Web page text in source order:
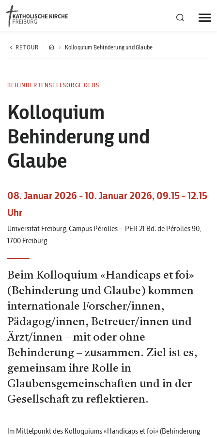
Bistumsregion Deutschfreiburg
Kirchliches Leben
Kantonale Körperschaft
RETOUR Kolloquium Behinderung und Glaube
BEHINDERTENSEELSORGE OEBS
Kolloquium
Behinderung und
Glaube
08. Januar 2026 - 10. Januar 2026, 09.15 - 12.15
Uhr
Universität Freiburg, Campus Pérolles – PER 21 Bd. de Pérolles 90,
1700 Freiburg
Beim Kolloquium «Handicaps et foi»
(Behinderung und Glaube) kommen
internationale Forscher/innen,
Pädagog/innen, Betreuer/innen und
Ärzt/innen – mit oder ohne
Behinderung – zusammen. Ziel ist es,
gemeinsam ihre Rolle in
Glaubensgemeinschaften und in der
Gesellschaft zu reflektieren.
Im Mittelpunkt des Kolloquiums «Handicaps et foi» (Behinderung